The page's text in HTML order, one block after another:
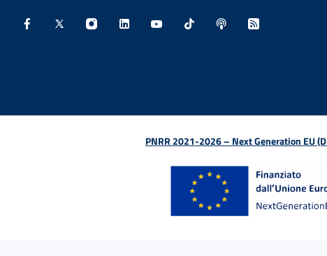
PNRR 2021-2026 – Next Generation EU